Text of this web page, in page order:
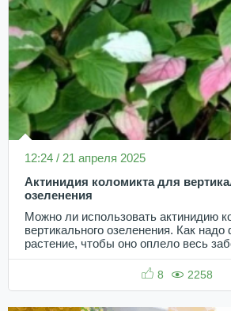
12:24 / 21 апреля 2025
Актинидия коломикта для
озеленения
Можно ли использовать актинидию
вертикального озеленения. Как
растение, чтобы оно оплело весь
8 2258